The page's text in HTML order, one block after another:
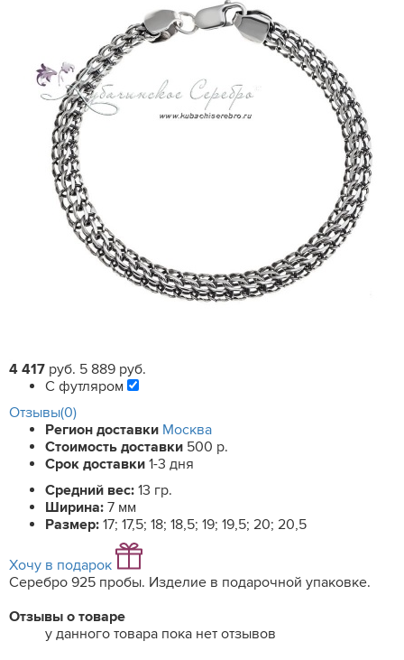
4 417 руб. 5 889 руб.
С футляром
Отзывы(0)
Регион доставки Москва
Стоимость доставки 500 р.
Срок доставки 1-3 дня
Средний вес: 13 гр.
Ширина: 7 мм
Размер: 17; 17,5; 18; 18,5; 19; 19,5; 20; 20,5
Хочу в подарок
Серебро 925 пробы. Изделие в подарочной упаковке.
Отзывы о товаре
у данного товара пока нет отзывов